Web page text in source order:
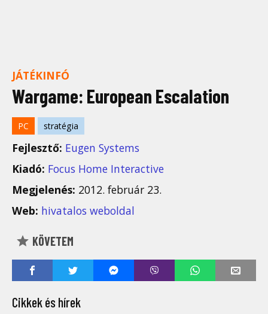
JÁTÉKINFÓ
Wargame: European Escalation
PC stratégia
Fejlesztő: Eugen Systems
Kiadó: Focus Home Interactive
Megjelenés: 2012. február 23.
Web: hivatalos weboldal
KÖVETEM
Cikkek és hírek